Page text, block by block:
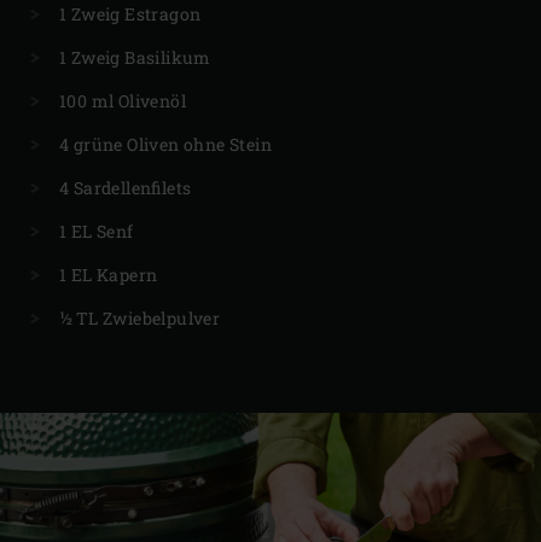
1 Zweig Estragon
1 Zweig Basilikum
100 ml Olivenöl
4 grüne Oliven ohne Stein
4 Sardellenfilets
1 EL Senf
1 EL Kapern
½ TL Zwiebelpulver